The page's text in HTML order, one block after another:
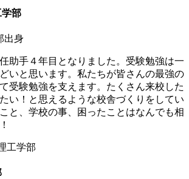
部
出身
助手４年目となりました。受験勉強は一
いと思います。私たちが皆さんの最強の
受験勉強を支えます。たくさん来校した
い！と思えるような校舎づくりをしてい
と、学校の事、困ったことはなんでも相